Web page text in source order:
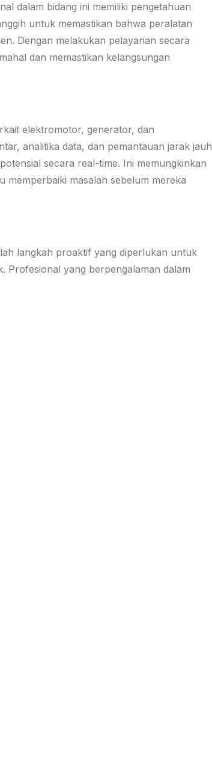
dalam bidang ini memiliki pengetahuan
untuk memastikan bahwa peralatan
Dengan melakukan pelayanan secara
dan memastikan kelangsungan
elektromotor, generator, dan
analitika data, dan pemantauan jarak jauh
secara real-time. Ini memungkinkan
memperbaiki masalah sebelum mereka
langkah proaktif yang diperlukan untuk
Profesional yang berpengalaman dalam